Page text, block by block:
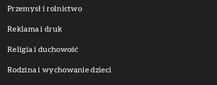
Przemysł i rolnictwo
Reklama i druk
Religia i duchowość
Rodzina i wychowanie dzieci